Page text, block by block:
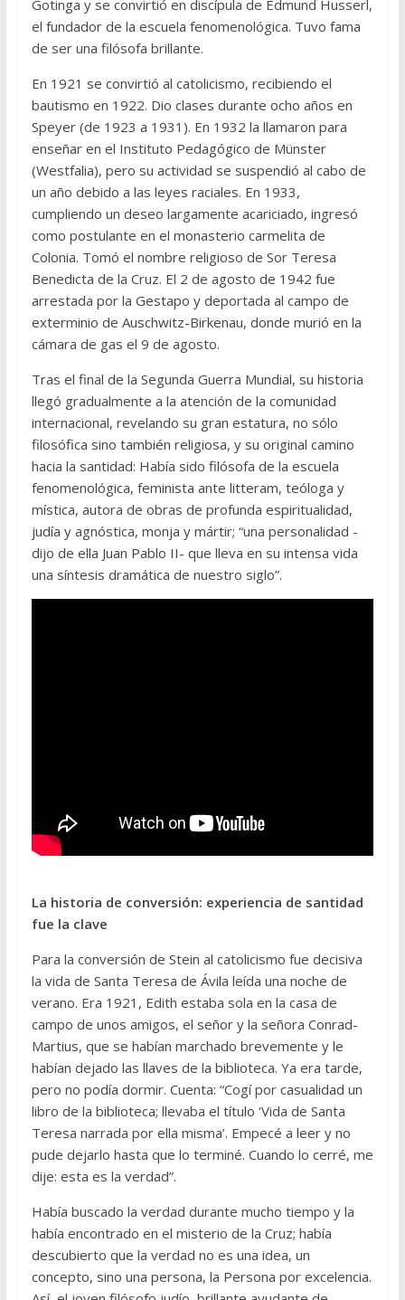
Gotinga y se convirtió en discípula de Edmund Husserl,
el fundador de la escuela fenomenológica. Tuvo fama
de ser una filósofa brillante.
En 1921 se convirtió al catolicismo, recibiendo el
bautismo en 1922. Dio clases durante ocho años en
Speyer (de 1923 a 1931). En 1932 la llamaron para
enseñar en el Instituto Pedagógico de Münster
(Westfalia), pero su actividad se suspendió al cabo de
un año debido a las leyes raciales. En 1933,
cumpliendo un deseo largamente acariciado, ingresó
como postulante en el monasterio carmelita de
Colonia. Tomó el nombre religioso de Sor Teresa
Benedicta de la Cruz. El 2 de agosto de 1942 fue
arrestada por la Gestapo y deportada al campo de
exterminio de Auschwitz-Birkenau, donde murió en la
cámara de gas el 9 de agosto.
Tras el final de la Segunda Guerra Mundial, su historia
llegó gradualmente a la atención de la comunidad
internacional, revelando su gran estatura, no sólo
filosófica sino también religiosa, y su original camino
hacia la santidad: Había sido filósofa de la escuela
fenomenológica, feminista ante litteram, teóloga y
mística, autora de obras de profunda espiritualidad,
judía y agnóstica, monja y mártir; “una personalidad -
dijo de ella Juan Pablo II- que lleva en su intensa vida
una síntesis dramática de nuestro siglo”.
La historia de conversión: experiencia de santidad
fue la clave
Para la conversión de Stein al catolicismo fue decisiva
la vida de Santa Teresa de Ávila leída una noche de
verano. Era 1921, Edith estaba sola en la casa de
campo de unos amigos, el señor y la señora Conrad-
Martius, que se habían marchado brevemente y le
habían dejado las llaves de la biblioteca. Ya era tarde,
pero no podía dormir. Cuenta: “Cogí por casualidad un
libro de la biblioteca; llevaba el título ‘Vida de Santa
Teresa narrada por ella misma’. Empecé a leer y no
pude dejarlo hasta que lo terminé. Cuando lo cerré, me
dije: esta es la verdad”.
Había buscado la verdad durante mucho tiempo y la
había encontrado en el misterio de la Cruz; había
descubierto que la verdad no es una idea, un
concepto, sino una persona, la Persona por excelencia.